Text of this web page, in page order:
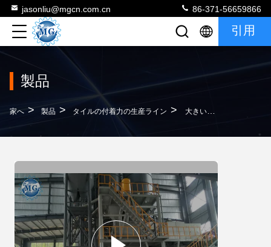
jasonliu@mgcn.com.cn 86-371-56659866
引用
製品
家へ > 製品 > タイルの付着力の生産ライン > 大きい産業タイルの付着力の生産ライン高性能の速い操作